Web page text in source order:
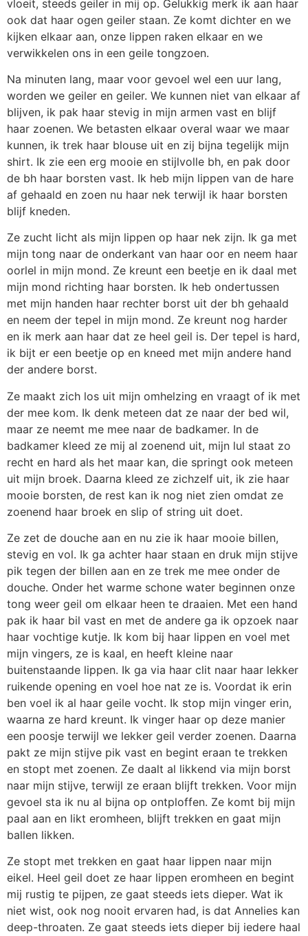
vloeit, steeds geiler in mij op. Gelukkig merk ik aan haar
ook dat haar ogen geiler staan. Ze komt dichter en we
kijken elkaar aan, onze lippen raken elkaar en we
verwikkelen ons in een geile tongzoen.
Na minuten lang, maar voor gevoel wel een uur lang,
worden we geiler en geiler. We kunnen niet van elkaar af
blijven, ik pak haar stevig in mijn armen vast en blijf
haar zoenen. We betasten elkaar overal waar we maar
kunnen, ik trek haar blouse uit en zij bijna tegelijk mijn
shirt. Ik zie een erg mooie en stijlvolle bh, en pak door
de bh haar borsten vast. Ik heb mijn lippen van de hare
af gehaald en zoen nu haar nek terwijl ik haar borsten
blijf kneden.
Ze zucht licht als mijn lippen op haar nek zijn. Ik ga met
mijn tong naar de onderkant van haar oor en neem haar
oorlel in mijn mond. Ze kreunt een beetje en ik daal met
mijn mond richting haar borsten. Ik heb ondertussen
met mijn handen haar rechter borst uit der bh gehaald
en neem der tepel in mijn mond. Ze kreunt nog harder
en ik merk aan haar dat ze heel geil is. Der tepel is hard,
ik bijt er een beetje op en kneed met mijn andere hand
der andere borst.
Ze maakt zich los uit mijn omhelzing en vraagt of ik met
der mee kom. Ik denk meteen dat ze naar der bed wil,
maar ze neemt me mee naar de badkamer. In de
badkamer kleed ze mij al zoenend uit, mijn lul staat zo
recht en hard als het maar kan, die springt ook meteen
uit mijn broek. Daarna kleed ze zichzelf uit, ik zie haar
mooie borsten, de rest kan ik nog niet zien omdat ze
zoenend haar broek en slip of string uit doet.
Ze zet de douche aan en nu zie ik haar mooie billen,
stevig en vol. Ik ga achter haar staan en druk mijn stijve
pik tegen der billen aan en ze trek me mee onder de
douche. Onder het warme schone water beginnen onze
tong weer geil om elkaar heen te draaien. Met een hand
pak ik haar bil vast en met de andere ga ik opzoek naar
haar vochtige kutje. Ik kom bij haar lippen en voel met
mijn vingers, ze is kaal, en heeft kleine naar
buitenstaande lippen. Ik ga via haar clit naar haar lekker
ruikende opening en voel hoe nat ze is. Voordat ik erin
ben voel ik al haar geile vocht. Ik stop mijn vinger erin,
waarna ze hard kreunt. Ik vinger haar op deze manier
een poosje terwijl we lekker geil verder zoenen. Daarna
pakt ze mijn stijve pik vast en begint eraan te trekken
en stopt met zoenen. Ze daalt al likkend via mijn borst
naar mijn stijve, terwijl ze eraan blijft trekken. Voor mijn
gevoel sta ik nu al bijna op ontploffen. Ze komt bij mijn
paal aan en likt eromheen, blijft trekken en gaat mijn
ballen likken.
Ze stopt met trekken en gaat haar lippen naar mijn
eikel. Heel geil doet ze haar lippen eromheen en begint
mij rustig te pijpen, ze gaat steeds iets dieper. Wat ik
niet wist, ook nog nooit ervaren had, is dat Annelies kan
deep-throaten. Ze gaat steeds iets dieper bij iedere haal